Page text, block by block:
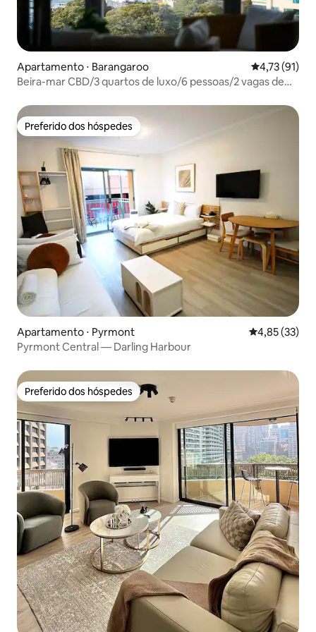
Apartamento ⋅ Barangaroo 4,73 de uma
4,73 (91)
Beira-mar CBD/3 quartos de luxo/6 pessoas/2 vagas de
Preferido dos hóspedes
Preferido dos hóspedes
Apartamento ⋅ Pyrmont 4,85 de uma
4,85 (33)
Pyrmont Central — Darling Harbour
Preferido dos hóspedes
Preferido dos hóspedes